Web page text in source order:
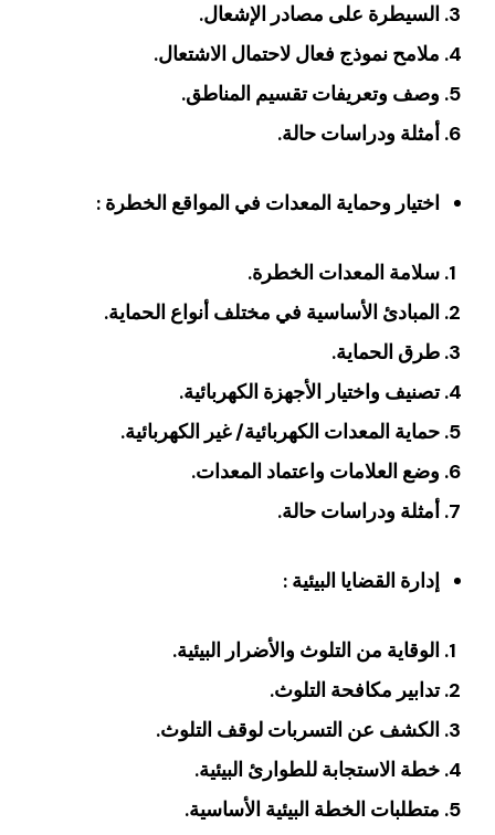
‏السيطرة على مصادر الإشعال‏.
‏ملامح نموذج فعال لاحتمال الاشتعال‏.
‏وصف وتعريفات تقسيم المناطق.
‏أمثلة ودراسات حالة‏.
اختيار وحماية المعدات في المواقع الخطرة ‏:
سلامة المعدات الخطرة‏.
‏المبادئ الأساسية في مختلف أنواع الحماية‏.
‏طرق الحماية‏.
‏تصنيف واختيار الأجهزة الكهربائية‏.
‏حماية المعدات الكهربائية/ غير الكهربائية‏.
‏وضع العلامات واعتماد المعدات.
‏أمثلة ودراسات حالة‏‏.
‏‏إدارة‏‏ ‏‏القضايا البيئية :
الوقاية من التلوث والأضرار البيئية‏.
‏تدابير مكافحة التلوث‏.
الكشف عن التسربات لوقف التلوث‏.
‏خطة الاستجابة للطوارئ البيئية‏.
‏متطلبات الخطة البيئية الأساسية‏.